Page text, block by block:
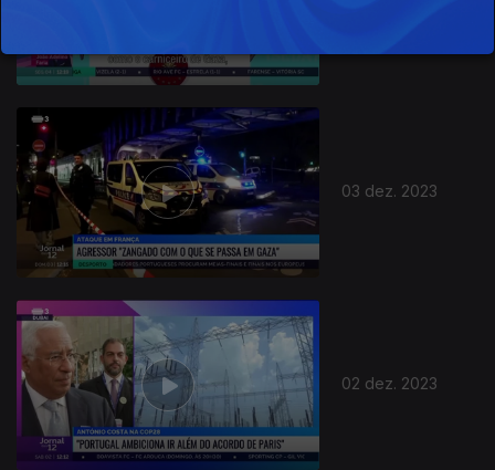
03 dez. 2023
02 dez. 2023